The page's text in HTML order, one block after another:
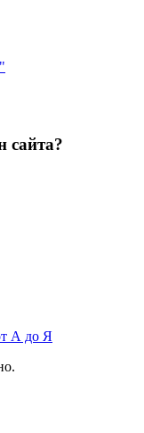
сайта?
А до Я